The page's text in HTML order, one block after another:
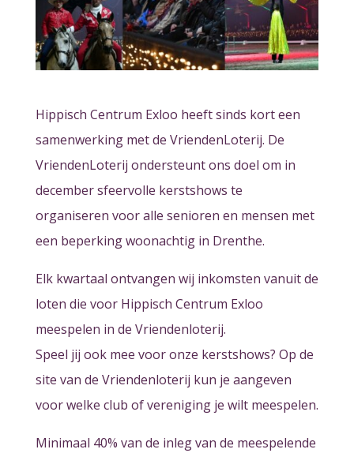
Hippisch Centrum Exloo heeft sinds kort een
samenwerking met de VriendenLoterij. De
VriendenLoterij ondersteunt ons doel om in
december sfeervolle kerstshows te
organiseren voor alle senioren en mensen met
een beperking woonachtig in Drenthe.
Elk kwartaal ontvangen wij inkomsten vanuit de
loten die voor Hippisch Centrum Exloo
meespelen in de Vriendenloterij.
Speel jij ook mee voor onze kerstshows? Op de
site van de Vriendenloterij kun je aangeven
voor welke club of vereniging je wilt meespelen.
Minimaal 40% van de inleg van de meespelende